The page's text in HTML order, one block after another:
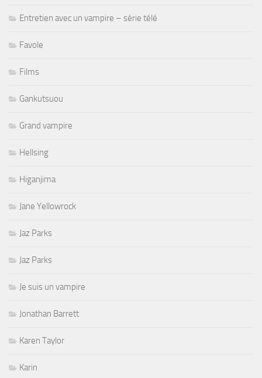
Entretien avec un vampire – série télé
Favole
Films
Gankutsuou
Grand vampire
Hellsing
Higanjima
Jane Yellowrock
Jaz Parks
Jaz Parks
Je suis un vampire
Jonathan Barrett
Karen Taylor
Karin